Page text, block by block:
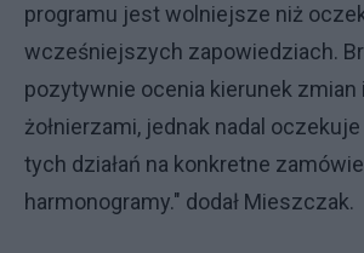
programu jest wolniejsze niż
wcześniejszych zapowiedziach.
pozytywnie ocenia kierunek zmian
żołnierzami, jednak nadal oczekuje
tych działań na konkretne
harmonogramy." dodał Mieszczak.